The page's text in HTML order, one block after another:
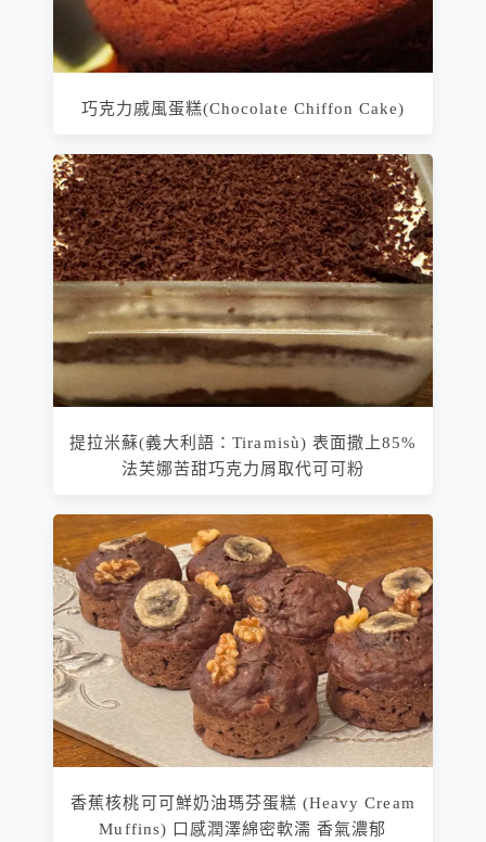
巧克力戚風蛋糕(Chocolate Chiffon Cake)
提拉米蘇(義大利語：Tiramisù) 表面撒上85%
法芙娜苦甜巧克力屑取代可可粉
香蕉核桃可可鮮奶油瑪芬蛋糕 (Heavy Cream
Muffins) 口感潤澤綿密軟濡 香氣濃郁